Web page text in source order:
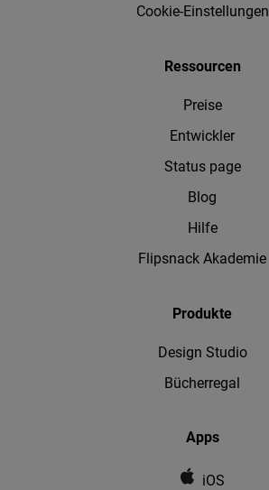
Cookie-Einstellungen
Ressourcen
Preise
Entwickler
Status page
Blog
Hilfe
Flipsnack Akademie
Produkte
Design Studio
Bücherregal
Apps
iOS